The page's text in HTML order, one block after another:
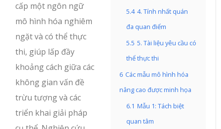
5.4 4. Tính nhất quán
đa quan điểm
5.5 5. Tài liệu yêu cầu có
thể thực thi
6 Các mẫu mô hình hóa
nâng cao được minh họa
6.1 Mẫu 1: Tách biệt
quan tâm
cấp một ngôn ngữ
mô hình hóa nghiêm
ngặt và có thể thực
thi, giúp lấp đầy
khoảng cách giữa các
không gian vấn đề
trừu tượng và các
triển khai giải pháp